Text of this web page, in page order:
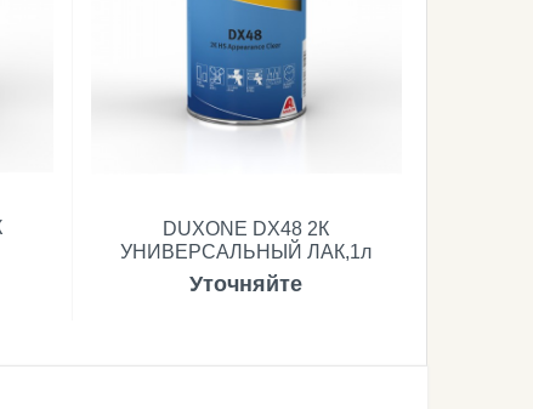
DUXONE DX48 2К
УНИВЕРСАЛЬНЫЙ ЛАК,1л
Уточняйте